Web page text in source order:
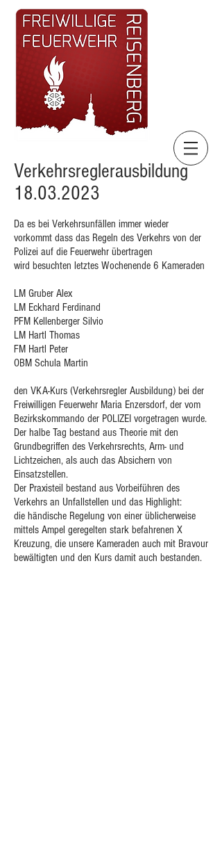
Verkehrsreglerausbildung
18.03.2023
Da es bei Verkehrsunfällen immer wieder
vorkommt dass das Regeln des Verkehrs von der
Polizei auf die Feuerwehr übertragen
wird besuchten letztes Wochenende 6 Kameraden
LM Gruber Alex
LM Eckhard Ferdinand
PFM Kellenberger Silvio
LM Hartl Thomas
FM Hartl Peter
OBM Schula Martin
den VKA-Kurs (Verkehrsregler Ausbildung) bei der
Freiwilligen Feuerwehr Maria Enzersdorf, der vom
Bezirkskommando der POLIZEI vorgetragen wurde.
Der halbe Tag bestand aus Theorie mit den
Grundbegriffen des Verkehrsrechts, Arm- und
Lichtzeichen, als auch das Absichern von
Einsatzstellen.
Der Praxisteil bestand aus Vorbeiführen des
Verkehrs an Unfallstellen und das Highlight:
die händische Regelung von einer üblicherweise
mittels Ampel geregelten stark befahrenen X
Kreuzung, die unsere Kameraden auch mit Bravour
bewältigten und den Kurs damit auch bestanden.